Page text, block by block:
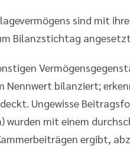
sind mit
Bilanzstichtag
Nennwert bilanziert;
Ungewisse
wurden mit einem
ergibt,